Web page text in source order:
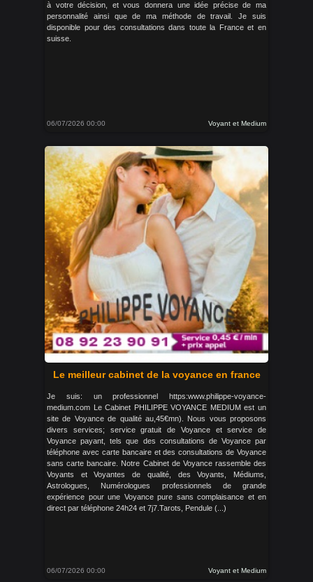
à votre décision, et vous donnera une idée précise de ma
personnalité ainsi que de ma méthode de travail. Je suis
disponible pour des consultations dans toute la France et en
suisse.
06/07/2026 00:00 Voyant et Medium
Le meilleur cabinet de la voyance en france
Je suis: un professionnel https:www.philippe-voyance-
medium.com Le Cabinet PHILIPPE VOYANCE MEDIUM est un
site de Voyance de qualité au,45€mn). Nous vous proposons
divers services; service gratuit de Voyance et service de
Voyance payant, tels que des consultations de Voyance par
téléphone avec carte bancaire et des consultations de Voyance
sans carte bancaire. Notre Cabinet de Voyance rassemble des
Voyants et Voyantes de qualité, des Voyants, Médiums,
Astrologues, Numérologues professionnels de grande
expérience pour une Voyance pure sans complaisance et en
direct par téléphone 24h24 et 7j7.Tarots, Pendule (...)
06/07/2026 00:00 Voyant et Medium